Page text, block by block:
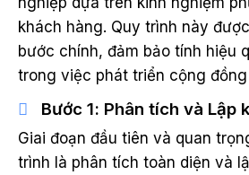
khách hàng. Quy trình này
bước chính, đảm bảo tính hiệu
trong việc phát triển cộng đồng
Bước 1: Phân tích và Lập
Giai đoạn đầu tiên và quan
trình là phân tích toàn diện và